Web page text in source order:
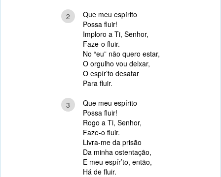
2
Que meu espírito
Possa fluir!
Imploro a Ti, Senhor,
Faze-o fluir.
No “eu” não quero estar,
O orgulho vou deixar,
O espír’to desatar
Para fluir.
3
Que meu espírito
Possa fluir!
Rogo a Ti, Senhor,
Faze-o fluir.
Livra-me da prisão
Da minha ostentação,
E meu espír’to, então,
Há de fluir.